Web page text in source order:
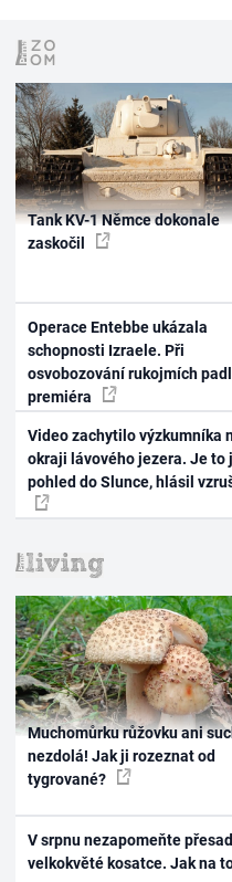
Tank KV-1 Němce dokonale
zaskočil
Operace Entebbe ukázala
schopnosti Izraele. Při
osvobozování rukojmích
premiéra
Video zachytilo výzkumníka
okraji lávového jezera. Je to
pohled do Slunce, hlásil
Muchomůrku růžovku ani
nezdolá! Jak ji rozeznat od
tygrované?
V srpnu nezapomeňte
velkokvěté kosatce. Jak na